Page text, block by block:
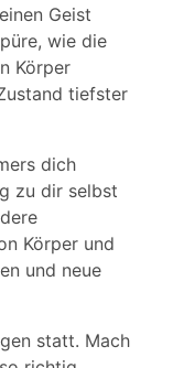
Geist
wie die
Körper
tiefster
dich
zu dir selbst
Körper und
und neue
statt. Mach